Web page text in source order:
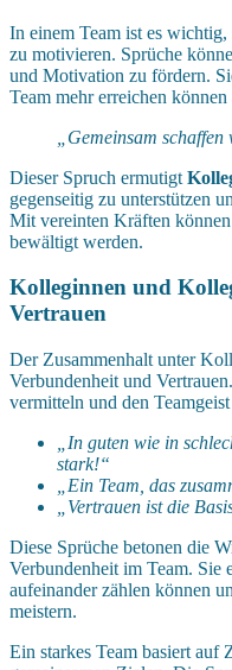
In einem Team ist es
zu motivieren. Sprüche
und Motivation zu fördern.
Team mehr erreichen können
„Gemeinsam
Dieser Spruch ermutigt
gegenseitig zu unterstützen
Mit vereinten Kräften
bewältigt werden.
Kolleginnen und
Vertrauen
Der Zusammenhalt unter
Verbundenheit und
vermitteln und den
„In guten wie in
stark!“
„Ein Team, das
„Vertrauen ist die
Diese Sprüche betonen die
Verbundenheit im Team. Sie
aufeinander zählen können
meistern.
Ein starkes Team basiert auf